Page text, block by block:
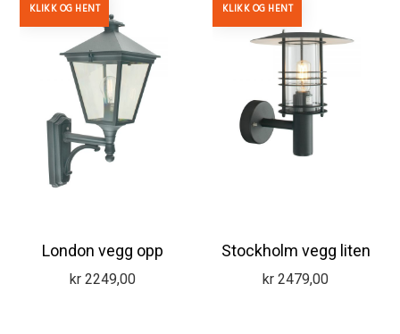
KLIKK OG HENT
London vegg opp
kr 2249,00
KLIKK OG HENT
Stockholm vegg liten
kr 2479,00